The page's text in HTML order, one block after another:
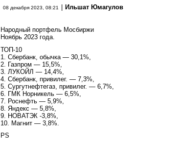
08 декабря 2023, 08:21 | Ильшат Юмагулов
Народный портфель Мосбиржи
Ноябрь 2023 года.
ТОП-10
1. Сбербанк, обычка — 30,1%,
2. Газпром — 15,5%,
3. ЛУКОЙЛ — 14,4%,
4. Сбербанк, привилег. — 7,3%,
5. Сургутнефтегаз, привилег. — 6,7%,
6. ГМК Норникель — 6,5%,
7. Роснефть — 5,9%,
8. Яндекс — 5,8%,
9. НОВАТЭК -3,8%,
10. Магнит — 3,8%.
PS